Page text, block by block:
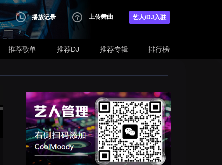
播放记录 上传舞曲 艺人/DJ入驻
推荐歌单 推荐DJ 推荐专辑 排行榜